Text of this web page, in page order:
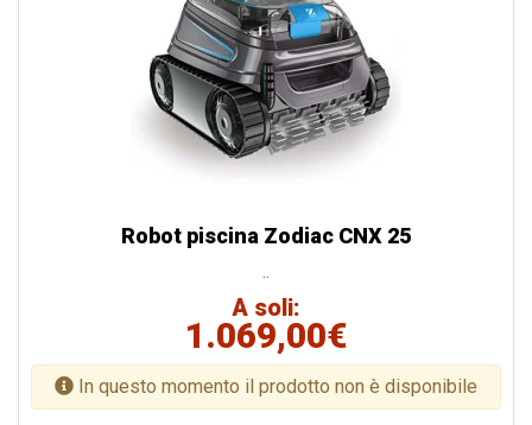
Robot piscina Zodiac CNX 25
A soli:
1.069,00€
In questo momento il prodotto non è disponibile